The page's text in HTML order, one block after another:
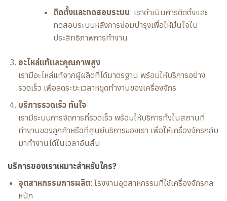
ติดตั้งและทดสอบระบบ: เราดำเนินการติดตั้งและ
ทดสอบระบบหลังการซ่อมบำรุงเพื่อให้มั่นใจใน
ประสิทธิภาพการทำงาน
อะไหล่แท้และคุณภาพสูง
เรามีอะไหล่แท้จากผู้ผลิตที่ได้มาตรฐาน พร้อมให้บริการอย่าง
รวดเร็ว เพื่อลดระยะเวลาหยุดทำงานของเครื่องจักร
บริการรวดเร็ว ทันใจ
เรามีระบบการจัดการที่รวดเร็ว พร้อมให้บริการทั้งในสถานที่
ทำงานของลูกค้าหรือที่ศูนย์บริการของเรา เพื่อให้เครื่องจักรกลับ
มาทำงานได้ในเวลาอันสั้น
บริการของเราเหมาะสำหรับใคร?
อุตสาหกรรมการผลิต: โรงงานอุตสาหกรรมที่ใช้เครื่องจักรกล
หนัก